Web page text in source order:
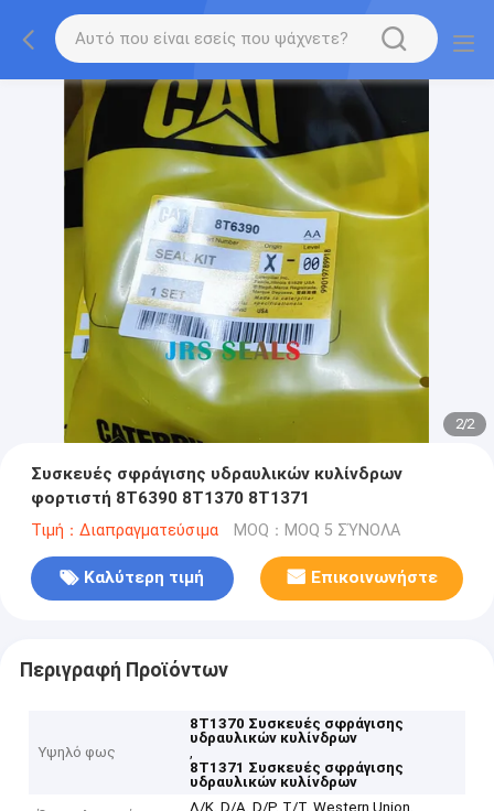
2/2
Συσκευές σφράγισης υδραυλικών κυλίνδρων
φορτιστή 8T6390 8T1370 8T1371
Τιμή：Διαπραγματεύσιμα MOQ：MOQ 5 ΣΎΝΟΛΑ
Καλύτερη τιμή Επικοινωνήστε
Περιγραφή Προϊόντων
Υψηλό φως
8Τ1370 Συσκευές σφράγισης
υδραυλικών κυλίνδρων
,
8Τ1371 Συσκευές σφράγισης
υδραυλικών κυλίνδρων
Λ/Κ, D/A, D/P, T/T, Western Union,